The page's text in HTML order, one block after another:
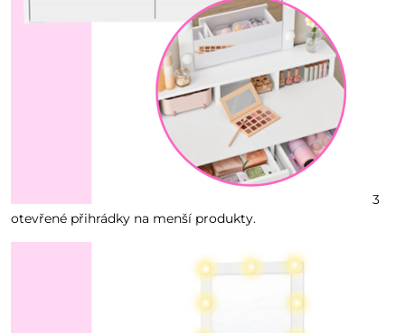
3
otevřené přihrádky na menší produkty.